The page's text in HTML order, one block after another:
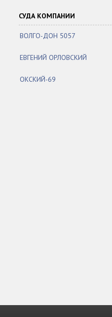
СУДА КОМПАНИИ
ВОЛГО-ДОН 5057
ЕВГЕНИЙ ОРЛОВСКИЙ
ОКСКИЙ-69